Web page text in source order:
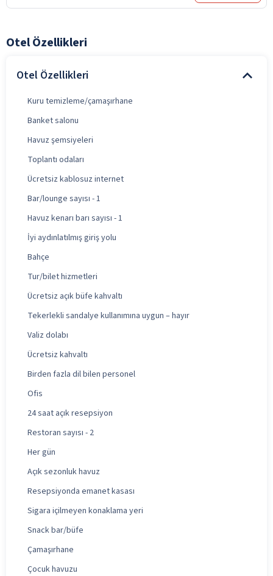
Otel Özellikleri
Otel Özellikleri
Kuru temizleme/çamaşırhane
Banket salonu
Havuz şemsiyeleri
Toplantı odaları
Ücretsiz kablosuz internet
Bar/lounge sayısı - 1
Havuz kenarı barı sayısı - 1
İyi aydınlatılmış giriş yolu
Bahçe
Tur/bilet hizmetleri
Ücretsiz açık büfe kahvaltı
Tekerlekli sandalye kullanımına uygun – hayır
Valiz dolabı
Ücretsiz kahvaltı
Birden fazla dil bilen personel
Ofis
24 saat açık resepsiyon
Restoran sayısı - 2
Her gün
Açık sezonluk havuz
Resepsiyonda emanet kasası
Sigara içilmeyen konaklama yeri
Snack bar/büfe
Çamaşırhane
Çocuk havuzu